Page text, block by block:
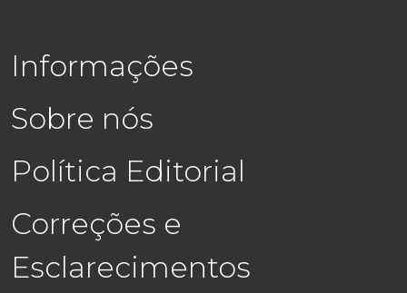
Informações
Sobre nós
Política Editorial
Correções e
Esclarecimentos